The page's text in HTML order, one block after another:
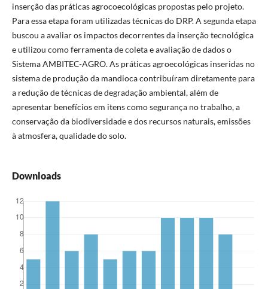
inserção das práticas agrocoecológicas propostas pelo projeto.
Para essa etapa foram utilizadas técnicas do DRP. A segunda etapa
buscou a avaliar os impactos decorrentes da inserção tecnológica
e utilizou como ferramenta de coleta e avaliação de dados o
Sistema AMBITEC-AGRO. As práticas agroecológicas inseridas no
sistema de produção da mandioca contribuíram diretamente para
a redução de técnicas de degradação ambiental, além de
apresentar benefícios em itens como segurança no trabalho, a
conservação da biodiversidade e dos recursos naturais, emissões
à atmosfera, qualidade do solo.
Downloads